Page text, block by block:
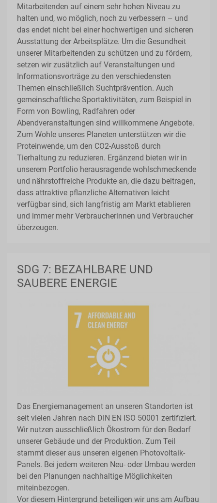
Mitarbeitenden auf einem sehr hohen Niveau zu
halten und, wo möglich, noch zu verbessern – und
das endet nicht bei einer hochwertigen und sicheren
Ausstattung der Arbeitsplätze. Um die Gesundheit
unserer Mitarbeitenden zu schützen und zu fördern,
setzen wir zusätzlich auf Veranstaltungen und
Informationsvorträge zu den verschiedensten
Themen einschließlich Suchtprävention. Auch
gemeinschaftliche Sportaktivitäten, zum Beispiel in
Form von Bowling, Radfahren oder
Abendveranstaltungen sind willkommene Angebote.
Zum Wohle unseres Planeten unterstützen wir die
Proteinwende, um den CO2-Ausstoß durch
Tierhaltung zu reduzieren. Ergänzend bieten wir in
unserem Portfolio herausragende wohlschmeckende
und nährstoffreiche Produkte an, die dazu beitragen,
dass attraktive pflanzliche Alternativen leicht
verfügbar sind, sich langfristig am Markt etablieren
und immer mehr Verbraucherinnen und Verbraucher
überzeugen.
SDG 7: BEZAHLBARE UND
SAUBERE ENERGIE
Das Energiemanagement an unseren Standorten ist
seit vielen Jahren nach DIN EN ISO 50001 zertifiziert.
Wir nutzen ausschließlich Ökostrom für den Bedarf
unserer Gebäude und der Produktion. Zum Teil
stammt dieser aus unseren eigenen Photovoltaik-
Panels. Bei jedem weiteren Neu- oder Umbau werden
bei den Planungen nachhaltige Möglichkeiten
miteinbezogen.
Vor diesem Hintergrund beteiligen wir uns am Aufbau